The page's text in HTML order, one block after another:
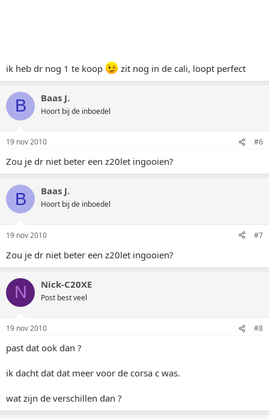
ik heb dr nog 1 te koop zit nog in de cali, loopt perfect
B Baas J.
Hoort bij de inboedel
19 nov 2010 #6
Zou je dr niet beter een z20let ingooien?
B Baas J.
Hoort bij de inboedel
19 nov 2010 #7
Zou je dr niet beter een z20let ingooien?
N Nick-C20XE
Post best veel
19 nov 2010 #8
past dat ook dan ?
ik dacht dat dat meer voor de corsa c was.
wat zijn de verschillen dan ?